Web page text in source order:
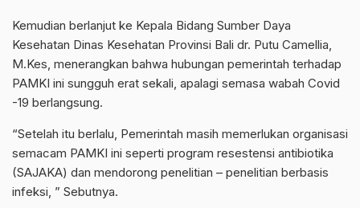
Kemudian berlanjut ke Kepala Bidang Sumber Daya
Kesehatan Dinas Kesehatan Provinsi Bali dr. Putu Camellia,
M.Kes, menerangkan bahwa hubungan pemerintah terhadap
PAMKI ini sungguh erat sekali, apalagi semasa wabah Covid
-19 berlangsung.
“Setelah itu berlalu, Pemerintah masih memerlukan organisasi
semacam PAMKI ini seperti program resestensi antibiotika
(SAJAKA) dan mendorong penelitian – penelitian berbasis
infeksi, ” Sebutnya.